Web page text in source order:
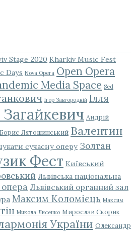
Stage 2020 Kharkiv Music Fest
Days Nova Opera Open Opera
Media Space Sed
Ігор Завгородній Ілля
Андрій
Борис Лятошинський Валентин
сучасну оперу Золтан
Фест Київський
Львівська національна
опера Львівський органний зал
Максим Коломієць Максим
Микола Лисенко Мирослав Скорик
України Олександр